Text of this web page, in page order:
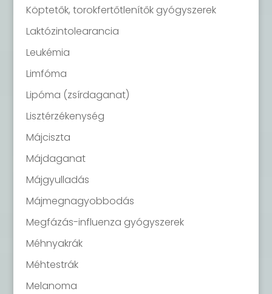
Köptetők, torokfertőtlenítők gyógyszerek
Laktózintolearancia
Leukémia
Limfóma
Lipóma (zsírdaganat)
Lisztérzékenység
Májciszta
Májdaganat
Májgyulladás
Májmegnagyobbodás
Megfázás-influenza gyógyszerek
Méhnyakrák
Méhtestrák
Melanoma